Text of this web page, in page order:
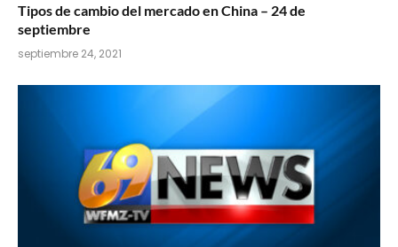
Tipos de cambio del mercado en China – 24 de
septiembre
septiembre 24, 2021